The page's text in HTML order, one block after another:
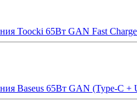
Toocki 65Вт GAN Fast
Baseus 65Вт GAN (Type-C